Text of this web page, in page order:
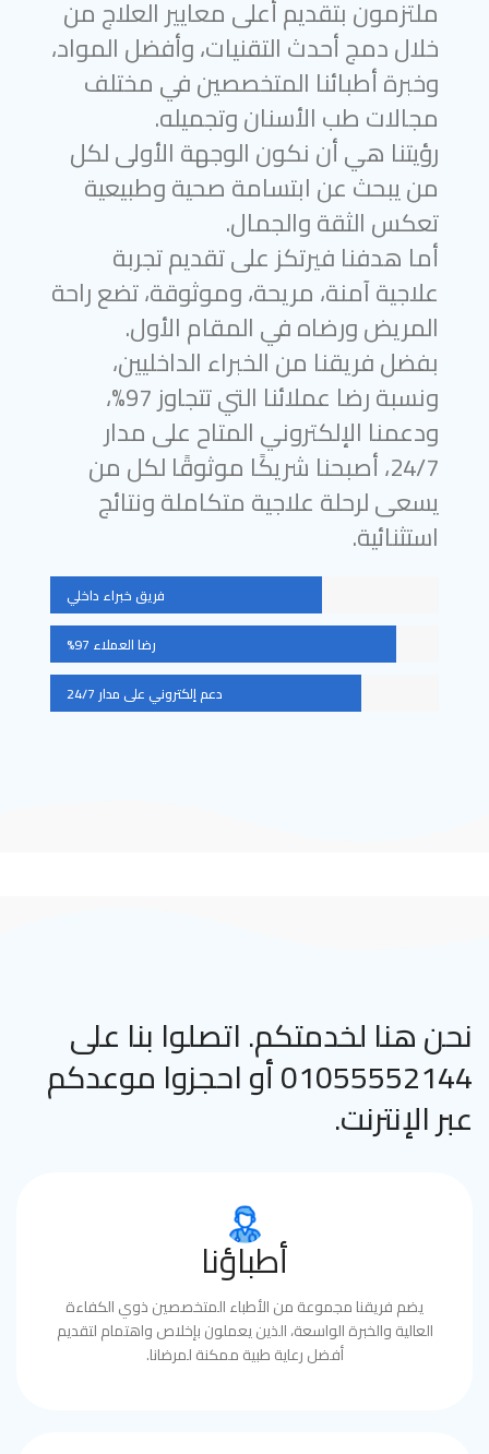
ملتزمون بتقديم أعلى معايير العلاج من
خلال دمج أحدث التقنيات، وأفضل المواد،
وخبرة أطبائنا المتخصصين في مختلف
مجالات طب الأسنان وتجميله.
رؤيتنا هي أن نكون الوجهة الأولى لكل
من يبحث عن ابتسامة صحية وطبيعية
تعكس الثقة والجمال.
أما هدفنا فيرتكز على تقديم تجربة
علاجية آمنة، مريحة، وموثوقة، تضع راحة
المريض ورضاه في المقام الأول.
بفضل فريقنا من الخبراء الداخليين،
ونسبة رضا عملائنا التي تتجاوز 97%،
ودعمنا الإلكتروني المتاح على مدار
24/7، أصبحنا شريكًا موثوقًا لكل من
يسعى لرحلة علاجية متكاملة ونتائج
استثنائية.
فريق خبراء داخلي
رضا العملاء 97%
دعم إلكتروني على مدار 24/7
نحن هنا لخدمتكم. اتصلوا بنا على
01055552144 أو احجزوا موعدكم
عبر الإنترنت.
أطباؤنا
يضم فريقنا مجموعة من الأطباء المتخصصين ذوي الكفاءة
العالية والخبرة الواسعة، الذين يعملون بإخلاص واهتمام لتقديم
أفضل رعاية طبية ممكنة لمرضانا.